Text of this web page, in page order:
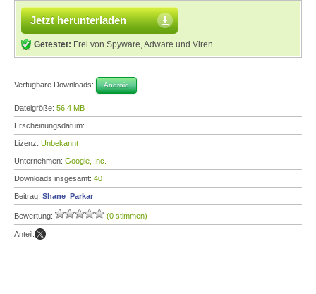
Jetzt herunterladen
Getestet: Frei von Spyware, Adware und Viren
Verfügbare Downloads: Android
Dateigröße: 56,4 MB
Erscheinungsdatum:
Lizenz: Unbekannt
Unternehmen: Google, Inc.
Downloads insgesamt: 40
Beitrag: Shane_Parkar
Bewertung: (0 stimmen)
Anteil: